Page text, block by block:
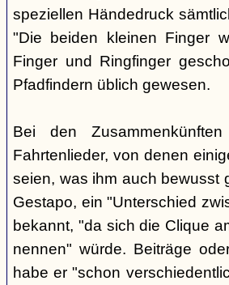
speziellen Händedruck
"Die beiden kleinen Finger
Finger und Ringfinger
Pfadfindern üblich gewesen.
Bei den
Fahrtenlieder, von denen
seien, was ihm auch bewusst
Gestapo, ein "Unterschied
bekannt, "da sich die Clique
nennen" würde. Beiträge
habe er "schon